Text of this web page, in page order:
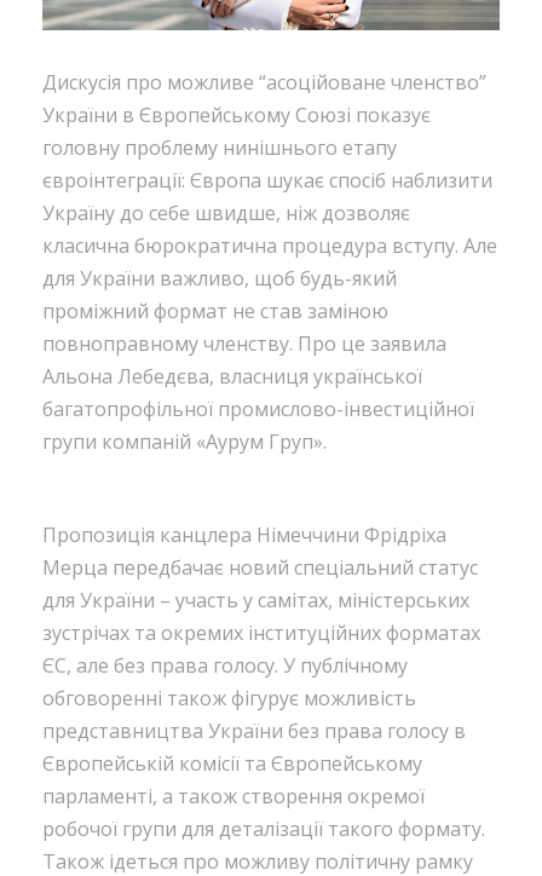
Дискусія про можливе “асоційоване членство”
України в Європейському Союзі показує
головну проблему нинішнього етапу
євроінтеграції: Європа шукає спосіб наблизити
Україну до себе швидше, ніж дозволяє
класична бюрократична процедура вступу. Але
для України важливо, щоб будь-який
проміжний формат не став заміною
повноправному членству. Про це заявила
Альона Лебедєва, власниця української
багатопрофільної промислово-інвестиційної
групи компаній «Аурум Груп».
Пропозиція канцлера Німеччини Фрідріха
Мерца передбачає новий спеціальний статус
для України – участь у самітах, міністерських
зустрічах та окремих інституційних форматах
ЄС, але без права голосу. У публічному
обговоренні також фігурує можливість
представництва України без права голосу в
Європейській комісії та Європейському
парламенті, а також створення окремої
робочої групи для деталізації такого формату.
Також ідеться про можливу політичну рамку